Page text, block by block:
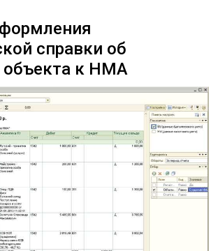
справки об
объекта к НМА